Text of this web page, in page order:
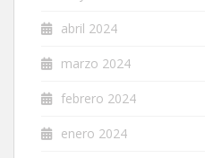
abril 2024
marzo 2024
febrero 2024
enero 2024